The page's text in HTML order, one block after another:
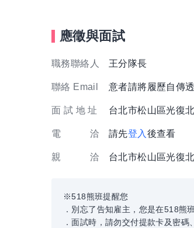
應徵與面試
職務聯絡人 王分隊長
聯絡 Email 意者請將履歷自傳
面 試 地 址 台北市松山區光復
電 洽 請先登入 後查看
親 洽 台北市松山區光復
※518熊班提醒您
．別忘了告知雇主，您是在518熊
．面試時，請勿交付提款卡及密